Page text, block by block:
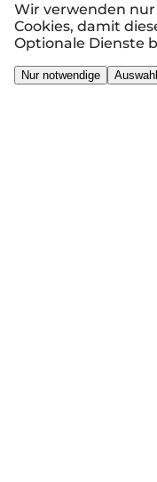
Wir verwenden
Cookies, damit
Optionale Dienste
Nur notwendige